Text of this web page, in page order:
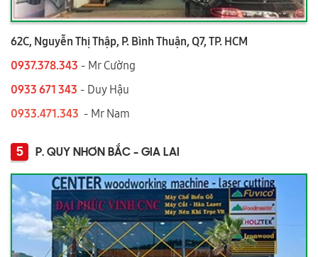
62C, Nguyễn Thị Thập, P. Bình Thuận, Q7, TP. HCM
0937.378.343 - Mr Cường
0933 671 343 - Duy Hậu
0933.471.343 - Mr Nam
5 P. QUY NHƠN BẮC - GIA LAI